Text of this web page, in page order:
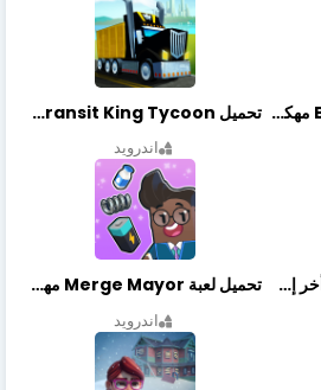
تحميل لعبة Begging Life مهكرة أخر إصدار تحميل Transit King Tycoon مهكرة أخر إصدار
اندرويد
تحميل لعبة El Hijo مهكرة أخر إصدار تحميل لعبة Merge Mayor مهكرة أخر إصدار
اندرويد